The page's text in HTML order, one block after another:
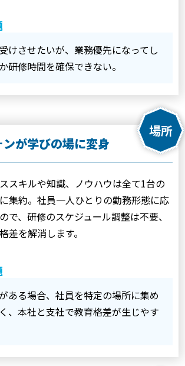
けさせたいが、業務優先になってし
研修時間を確保できない。
が学びの場に変身
スキルや知識、ノウハウは全て1台の
集約。社員一人ひとりの勤務形態に応
で、研修のスケジュール調整は不要、
差を解消します。
ある場合、社員を特定の場所に集め
、本社と支社で教育格差が生じやす